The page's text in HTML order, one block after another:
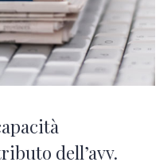
dell’avv.